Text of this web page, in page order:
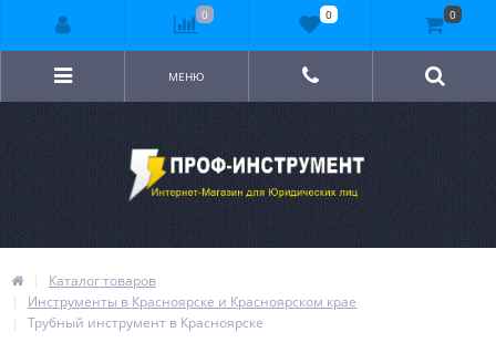
МЕНЮ
Каталог товаров
Инструменты в Красноярске и Красноярском крае
Трубный инструмент в Красноярске
0 0 0